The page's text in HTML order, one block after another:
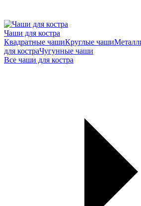
Чаши для костра
Квадратные чашиКруглые чаши
для костраЧугунные чаши
Все чаши для костра